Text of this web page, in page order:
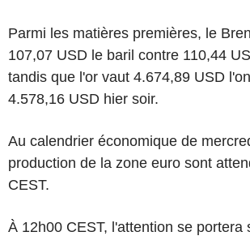
Parmi les matières premières, le
107,07 USD le baril contre 110,44
tandis que l'or vaut 4.674,89 USD
4.578,16 USD hier soir.
Au calendrier économique de
production de la zone euro sont
CEST.
À 12h00 CEST, l'attention se portera